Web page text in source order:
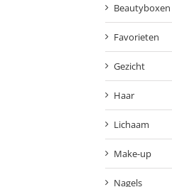
Beautyboxen
Favorieten
Gezicht
Haar
Lichaam
Make-up
Nagels